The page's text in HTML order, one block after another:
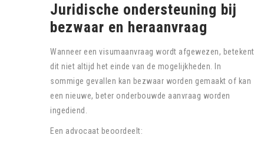
Juridische ondersteuning bij
bezwaar en heraanvraag
Wanneer een visumaanvraag wordt afgewezen, betekent
dit niet altijd het einde van de mogelijkheden. In
sommige gevallen kan bezwaar worden gemaakt of kan
een nieuwe, beter onderbouwde aanvraag worden
ingediend.
Een advocaat beoordeelt: